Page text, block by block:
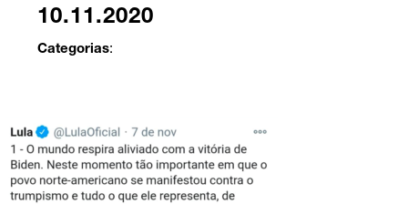
10.11.2020
Categorias: